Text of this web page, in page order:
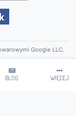
BLOG WIĘCEJ
Google LLC.